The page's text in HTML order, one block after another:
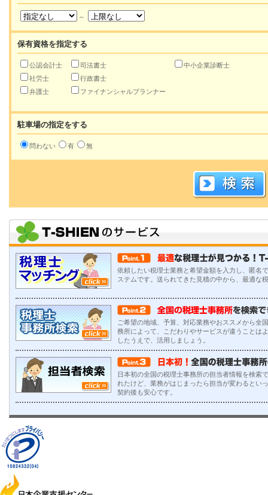
～
保有資格を指定する
公認会計士
社労士
弁護士
司法書士
行政書士
ファイナンシャルプランナー
中小企業診断士
駐車場の指定をする
問わない 有 無
依頼したい税理士業務と希望金額を入力し、匿名
ステムです。送られてきた見積の中から、最適な
ご希望の地域、予算、対応業務やおススメから全
務所によって、こだわりやサービスが違うことは
したうえで、活用しましょう。
日本初の全国の税理士事務所の担当者情報を検索
れたけど、業務がはじまったら担当が変わるとい
契約後も安心です。